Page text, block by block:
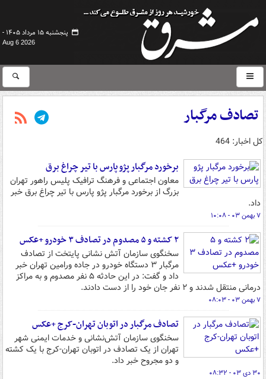
پنجشنبه ۱۵ مرداد ۱۴۰۵ -
Aug 6 2026
تصادف مرگبار
کل اخبار: 464
برخورد مرگبار پژو پارس با تیر چراغ برق
معاون اجتماعی و فرهنگ ترافیک پلیس راهور تهران
بزرگ از برخورد مرگبار پژو پارس با تیر چراغ برق خبر
داد.
۷ بهمن ۰۳ - ۱۰:۰۸
۲ کشته و ۵ مصدوم در تصادف ۳ خودرو +عکس
سخنگوی سازمان آتش نشانی پایتخت از تصادف
مرگبار ۳ دستگاه خودرو در جاده ورامین تهران خبر
داد و گفت: در این حادثه ۵ نفر مصدوم و به مراکز
درمانی منتقل شدند و ۲ نفر جان خود را از دست دادند.
۷ بهمن ۰۳ - ۰۸:۰۳
تصادف مرگبار در اتوبان تهران-کرج +عکس
سخنگوی سازمان آتش‌نشانی و خدمات ایمنی شهر
تهران از یک تصادف در اتوبان تهران-کرج با یک کشته
و دو مجروح خبر داد.
۳۰ دی ۰۳ - ۰۸:۳۲